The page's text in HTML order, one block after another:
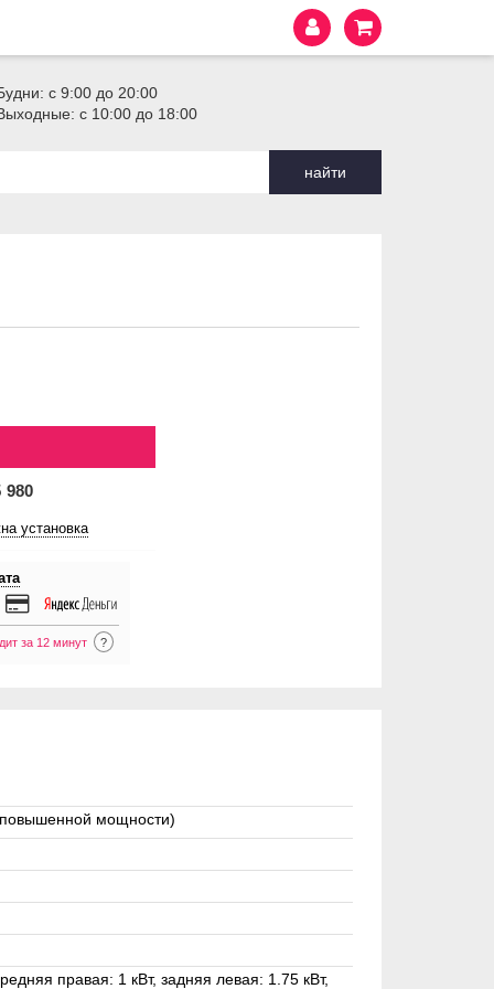
с 9:00 до 20:00
с 10:00 до 18:00
найти
980
установка
за 12 минут ?
мощности)
правая: 1 кВт, задняя левая: 1.75 кВт,